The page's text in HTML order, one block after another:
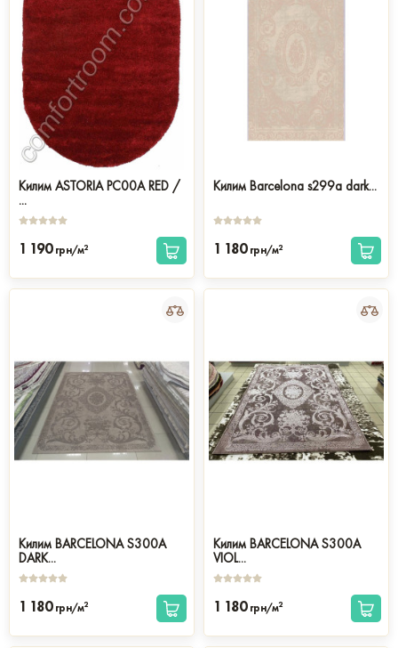
Килим ASTORIA PC00A RED /
...
1 190 грн/м2
Килим Barcelona s299a dark...
1 180 грн/м2
Килим BARCELONA S300A
DARK...
1 180 грн/м2
Килим BARCELONA S300A
VIOL...
1 180 грн/м2